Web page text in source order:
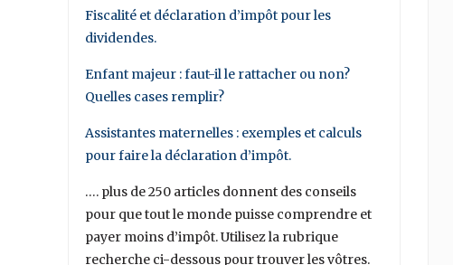
Fiscalité et déclaration d’impôt pour les
dividendes.
Enfant majeur : faut-il le rattacher ou non?
Quelles cases remplir?
Assistantes maternelles : exemples et calculs
pour faire la déclaration d’impôt.
…. plus de 250 articles donnent des conseils
pour que tout le monde puisse comprendre et
payer moins d’impôt. Utilisez la rubrique
recherche ci-dessous pour trouver les vôtres.